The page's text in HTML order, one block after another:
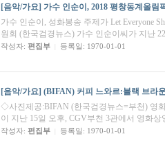
[음악/가요] 가수 인순이, 2018 평창동계올림
가수 인순이, 성화봉송 주제가 Let Everyone
원회 (한국검경뉴스) 가수 인순이씨가 지난
작성자: 편집부 등록일: 1970-01-01
[음악/가요] (BIFAN) 커피 느와르:블랙 브라
◇사진제공:BIFAN (한국검경뉴스=부천) 영
이 지난 15일 오후, CGV부천 3관에서 영화
작성자: 편집부 등록일: 1970-01-01